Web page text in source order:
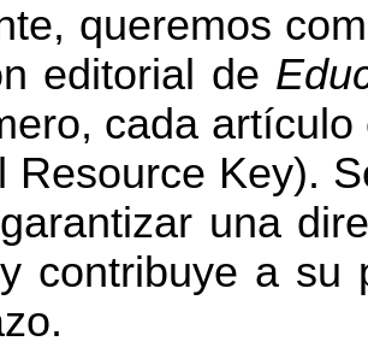
queremos
editorial de
cada
Resource Key).
una
contribuye a su